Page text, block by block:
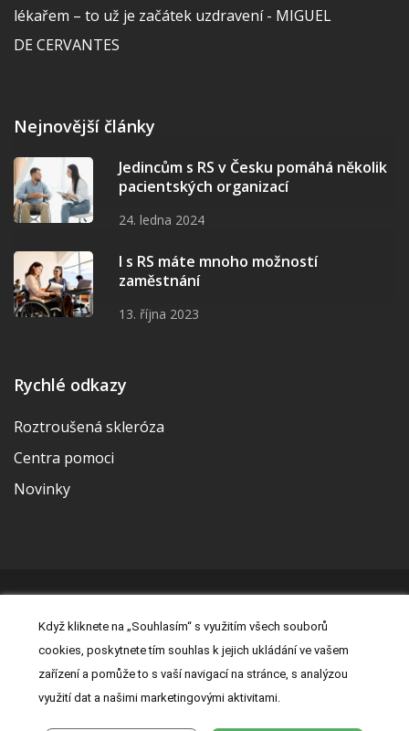
lékařem – to už je začátek uzdravení - MIGUEL
DE CERVANTES
Nejnovější články
Jedincům s RS v Česku pomáhá několik
pacientských organizací
24. ledna 2024
I s RS máte mnoho možností
zaměstnání
13. října 2023
Rychlé odkazy
Roztroušená skleróza
Centra pomoci
Novinky
Právní prohlášení|Prohlášení o cookies|Nastavení cookies
Kontakt|Zásady zpracování osobních údajů
Když kliknete na „Souhlasím“ s využitím všech souborů
cookies, poskytnete tím souhlas k jejich ukládání ve vašem
zařízení a pomůže to s vaší navigací na stránce, s analýzou
využití dat a našimi marketingovými aktivitami.